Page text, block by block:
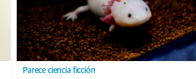
Parece ciencia ficción